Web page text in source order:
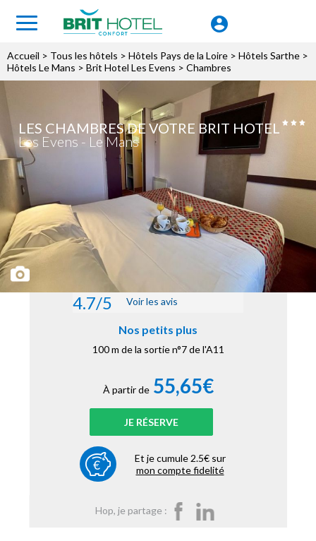
Accueil > Tous les hôtels > Hôtels Pays de la Loire > Hôtels Sarthe >
Hôtels Le Mans > Brit Hotel Les Evens > Chambres
LES CHAMBRES DE VOTRE BRIT HOTEL
Les Evens - Le Mans
4.7/5 Voir les avis
Nos petits plus
100 m de la sortie n°7 de l'A11
À partir de 55,65€
JE RÉSERVE
Et je cumule 2.5€ sur
mon compte fidelité
Hop, je partage :